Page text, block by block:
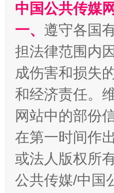
习近平的博鳌关键
中国公共传媒
一、 遵守各国
担法律范围内
成伤害和损失
和经济责任。
网站中的部份
在第一时间作
或法人版权所
公共传媒/中国